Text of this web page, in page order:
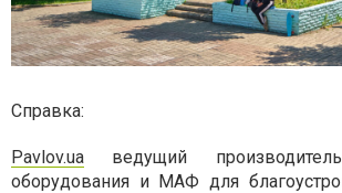
Справка:
Pavlov.ua ведущий
оборудования и МАФ для